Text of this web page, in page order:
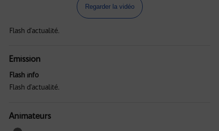
Regarder la vidéo
Flash d'actualité.
Emission
Flash info
Flash d'actualité.
Animateurs